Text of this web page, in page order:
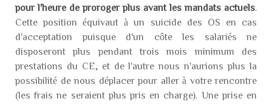
pour l'heure de proroger plus avant les mandats actuels
Cette position équivaut à un suicide des OS en cas
d'acceptation puisque d'un côte les salariés ne
disposeront plus pendant trois mois minimum des
prestations du CE, et de l'autre nous n'aurions plus la
possibilité de nous déplacer pour aller à votre rencontre
(les frais ne seraient plus pris en charge). Une prise en